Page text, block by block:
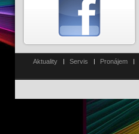
Aktuality Servis Pronájem